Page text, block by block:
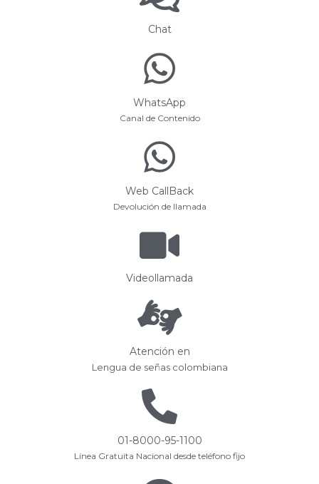
Chat
WhatsApp
Canal de Contenido
Web CallBack
Devolución de llamada
Videollamada
Atención en
Lengua de señas colombiana
01-8000-95-1100
Línea Gratuita Nacional desde teléfono fijo